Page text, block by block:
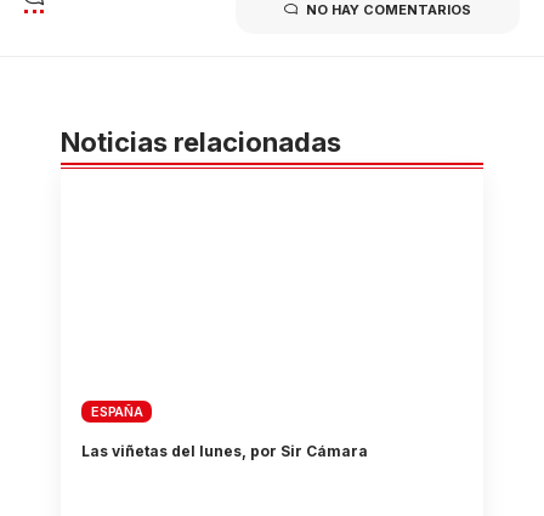
NO HAY COMENTARIOS
Noticias relacionadas
ESPAÑA
Las viñetas del lunes, por Sir Cámara